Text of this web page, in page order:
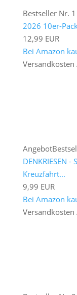
Bestseller Nr. 1
2026 10er-
12,99 EUR
Bei Amazon
Angebot
DENKRIESEN
Kreuzfahrt...
9,99 EUR
Bei Amazon